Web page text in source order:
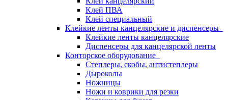
Клей ПВА
Клей специальный
Клейкие ленты канцелярские и диспенсеры
Клейкие ленты канцелярские
Диспенсеры для канцелярской ленты
Конторское оборудование
Степлеры, скобы, антистеплеры
Дыроколы
Ножницы
Ножи и коврики для резки